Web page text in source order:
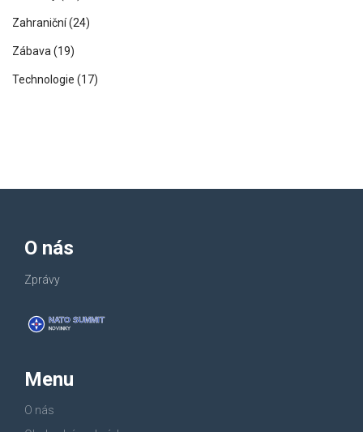
Zahraniční(24)
Zábava(19)
Technologie (17)
O nás
Zprávy
Menu
O nás